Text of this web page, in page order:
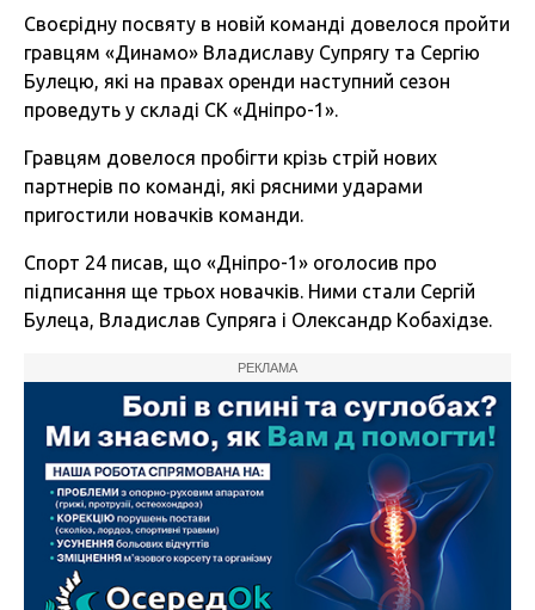
Своєрідну посвяту в новій команді довелося пройти
гравцям «Динамо» Владиславу Супрягу та Сергію
Булецю, які на правах оренди наступний сезон
проведуть у складі СК «Дніпро-1».
Гравцям довелося пробігти крізь стрій нових
партнерів по команді, які рясними ударами
пригостили новачків команди.
Спорт 24 писав, що «Дніпро-1» оголосив про
підписання ще трьох новачків. Ними стали Сергій
Булеца, Владислав Супряга і Олександр Кобахідзе.
РЕКЛАМА